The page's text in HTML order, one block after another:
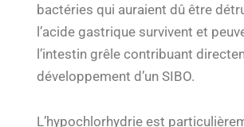
bactéries qui auraient dû être
l’acide gastrique survivent et
l’intestin grêle contribuant
développement d’un SIBO.
L’hypochlorhydrie est